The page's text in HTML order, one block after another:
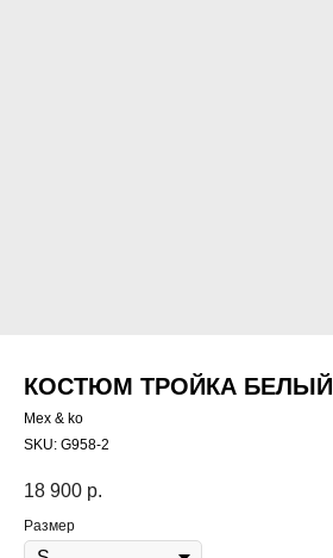
КОСТЮМ ТРОЙКА БЕЛЫЙ
Mex & ko
SKU: G958-2
18 900 р.
Размер